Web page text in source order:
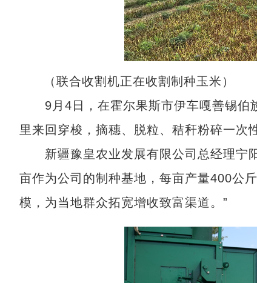
（联合收割机正在收割制种玉米）
9月4日，在霍尔果斯市伊车嘎善锡伯
里来回穿梭，摘穗、脱粒、秸秆粉碎一次
新疆豫皇农业发展有限公司总经理宁阳
亩作为公司的制种基地，每亩产量400公
模，为当地群众拓宽增收致富渠道。”